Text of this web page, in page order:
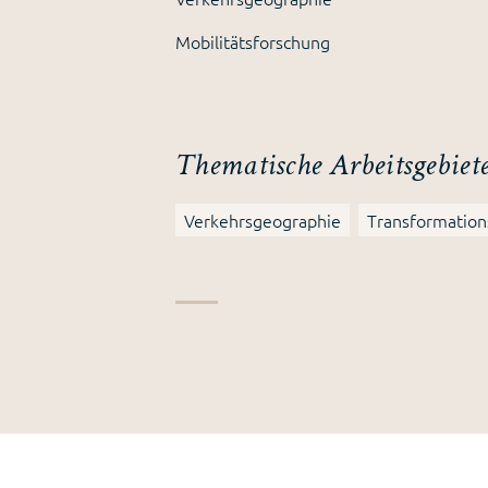
Mobilitätsforschung
Thematische
Verkehrsgeographie